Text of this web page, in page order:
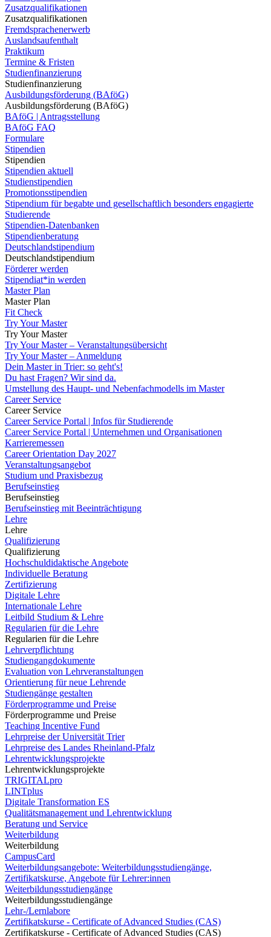
Zusatzqualifikationen
Zusatzqualifikationen
Fremdsprachenerwerb
Auslandsaufenthalt
Praktikum
Termine & Fristen
Studienfinanzierung
Studienfinanzierung
Ausbildungsförderung (BAföG)
Ausbildungsförderung (BAföG)
BAföG | Antragsstellung
BAföG FAQ
Formulare
Stipendien
Stipendien
Stipendien aktuell
Studienstipendien
Promotionsstipendien
Stipendium für begabte und gesellschaftlich besonders engagierte
Studierende
Stipendien-Datenbanken
Stipendienberatung
Deutschlandstipendium
Deutschlandstipendium
Förderer werden
Stipendiat*in werden
Master Plan
Master Plan
Fit Check
Try Your Master
Try Your Master
Try Your Master – Veranstaltungsübersicht
Try Your Master – Anmeldung
Dein Master in Trier: so geht's!
Du hast Fragen? Wir sind da.
Umstellung des Haupt- und Nebenfachmodells im Master
Career Service
Career Service
Career Service Portal | Infos für Studierende
Career Service Portal | Unternehmen und Organisationen
Karrieremessen
Career Orientation Day 2027
Veranstaltungsangebot
Studium und Praxisbezug
Berufseinstieg
Berufseinstieg
Berufseinstieg mit Beeinträchtigung
Lehre
Lehre
Qualifizierung
Qualifizierung
Hochschuldidaktische Angebote
Individuelle Beratung
Zertifizierung
Digitale Lehre
Internationale Lehre
Leitbild Studium & Lehre
Regularien für die Lehre
Regularien für die Lehre
Lehrverpflichtung
Studiengangdokumente
Evaluation von Lehrveranstaltungen
Orientierung für neue Lehrende
Studiengänge gestalten
Förderprogramme und Preise
Förderprogramme und Preise
Teaching Incentive Fund
Lehrpreise der Universität Trier
Lehrpreise des Landes Rheinland-Pfalz
Lehrentwicklungsprojekte
Lehrentwicklungsprojekte
TRIGITALpro
LINTplus
Digitale Transformation ES
Qualitätsmanagement und Lehrentwicklung
Beratung und Service
Weiterbildung
Weiterbildung
CampusCard
Weiterbildungsangebote: Weiterbildungsstudiengänge,
Zertifikatskurse, Angebote für Lehrer:innen
Weiterbildungsstudiengänge
Weiterbildungsstudiengänge
Lehr-/Lernlabore
Zertifikatskurse - Certificate of Advanced Studies (CAS)
Zertifikatskurse - Certificate of Advanced Studies (CAS)